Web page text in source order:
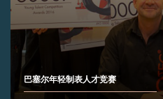
巴塞尔年轻制表人才竞赛
伪冒品